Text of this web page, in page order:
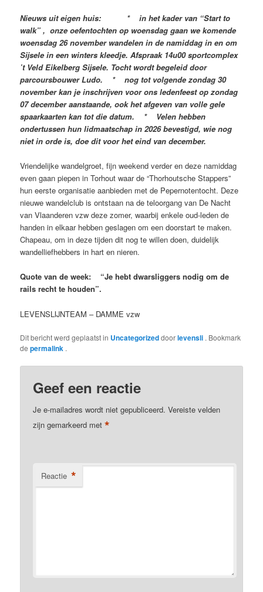
Nieuws uit eigen huis: * in het kader van “Start to
walk” , onze oefentochten op woensdag gaan we komende
woensdag 26 november wandelen in de namiddag in en om
Sijsele in een winters kleedje. Afspraak 14u00 sportcomplex
’t Veld Eikelberg Sijsele. Tocht wordt begeleid door
parcoursbouwer Ludo. * nog tot volgende zondag 30
november kan je inschrijven voor ons ledenfeest op zondag
07 december aanstaande, ook het afgeven van volle gele
spaarkaarten kan tot die datum. * Velen hebben
ondertussen hun lidmaatschap in 2026 bevestigd, wie nog
niet in orde is, doe dit voor het eind van december.
Vriendelijke wandelgroet, fijn weekend verder en deze namiddag
even gaan piepen in Torhout waar de “Thorhoutsche Stappers”
hun eerste organisatie aanbieden met de Pepernotentocht. Deze
nieuwe wandelclub is ontstaan na de teloorgang van De Nacht
van Vlaanderen vzw deze zomer, waarbij enkele oud-leden de
handen in elkaar hebben geslagen om een doorstart te maken.
Chapeau, om in deze tijden dit nog te willen doen, duidelijk
wandelliefhebbers in hart en nieren.
Quote van de week: “Je hebt dwarsliggers nodig om de
rails recht te houden”.
LEVENSLIJNTEAM – DAMME vzw
Dit bericht werd geplaatst in Uncategorizeddoorlevensli . Bookmark
depermalink .
Geef een reactie
Je e-mailadres wordt niet gepubliceerd. Vereiste velden
zijn gemarkeerd met*
Reactie *